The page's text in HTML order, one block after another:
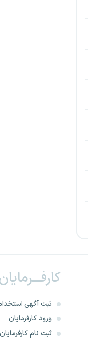
کارفـــرمایان
ثبت آگهی
ورود کارفرمایان
ثبت نام کارفرمایان